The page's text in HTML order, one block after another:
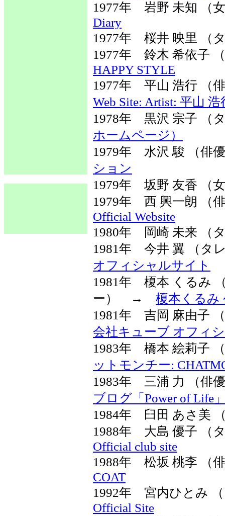
1977年 岩野 未知
Diary
1977年 桜井 映里 （
1977年 鈴木 希依
HAPPY STYLE
1977年 平山 浩行
Web Site: Artist: 平山 浩
1978年 黒沢 宗子
ホームページ）
1979年 水沢 駿 （
ション
1979年 坂野 友香
1979年 西 興一朗
Official Website
1980年 岡崎 未来 （
1981年 今井 翼 （
オフィシャルサイト
1981年 榎本 くるみ
ー） → 榎本くるみ
1981年 吉岡 麻由
会社キューブ オフィ
1983年 橋本 絵莉
ットモンチー:
1983年 三浦 力 （
ブログ「Power of Life
1984年 臼田 あさ美
1988年 大島 優子
Official club site
1988年 松坂 桃李
COAT
1992年 宮内ひと
Official Site